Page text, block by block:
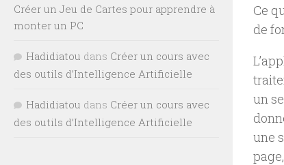
Ce
de
un
une
Créer un Jeu de Cartes pour apprendre à
monter un PC
Hadidiatou dans Créer un cours avec
des outils d’Intelligence Artificielle
Hadidiatou dans Créer un cours avec
des outils d’Intelligence Artificielle